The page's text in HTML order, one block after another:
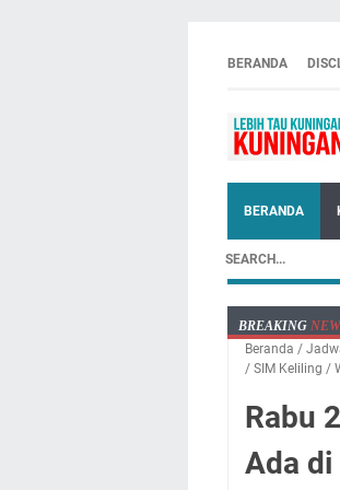
BERANDA
BERANDA
BREAKING
Beranda /
/ SIM Keliling /
Rabu
Ada di